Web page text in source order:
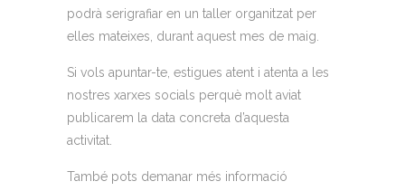
podrà serigrafiar en un taller organitzat per
elles mateixes, durant aquest mes de maig.
Si vols apuntar-te, estigues atent i atenta a les
nostres xarxes socials perquè molt aviat
publicarem la data concreta d’aquesta
activitat.
També pots demanar més informació